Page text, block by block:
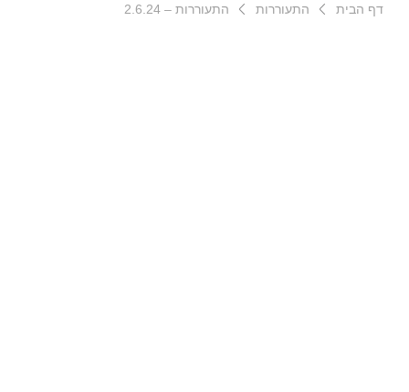
דף הבית התעוררות התעוררות – 2.6.24